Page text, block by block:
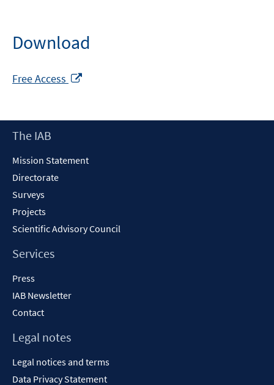
Download
Free Access
new
Footer
The IAB
Mission Statement
Directorate
Surveys
Projects
Scientific Advisory Council
Services
Press
IAB Newsletter
Contact
Legal notes
Legal notices and terms
Data Privacy Statement